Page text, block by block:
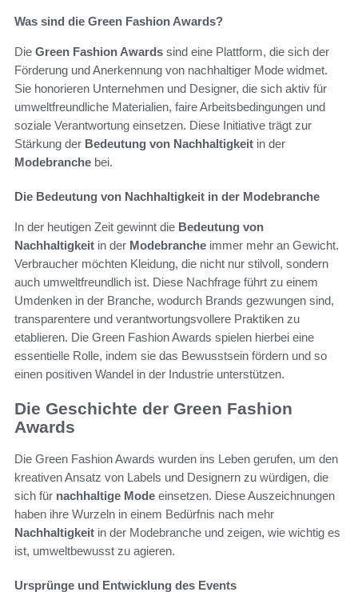
Was sind die Green Fashion Awards?
Die Green Fashion Awards sind eine Plattform, die sich der
Förderung und Anerkennung von nachhaltiger Mode widmet.
Sie honorieren Unternehmen und Designer, die sich aktiv für
umweltfreundliche Materialien, faire Arbeitsbedingungen und
soziale Verantwortung einsetzen. Diese Initiative trägt zur
Stärkung der Bedeutung von Nachhaltigkeit in der
Modebranche bei.
Die Bedeutung von Nachhaltigkeit in der Modebranche
In der heutigen Zeit gewinnt die Bedeutung von
Nachhaltigkeit in der Modebranche immer mehr an Gewicht.
Verbraucher möchten Kleidung, die nicht nur stilvoll, sondern
auch umweltfreundlich ist. Diese Nachfrage führt zu einem
Umdenken in der Branche, wodurch Brands gezwungen sind,
transparentere und verantwortungsvollere Praktiken zu
etablieren. Die Green Fashion Awards spielen hierbei eine
essentielle Rolle, indem sie das Bewusstsein fördern und so
einen positiven Wandel in der Industrie unterstützen.
Die Geschichte der Green Fashion
Awards
Die Green Fashion Awards wurden ins Leben gerufen, um den
kreativen Ansatz von Labels und Designern zu würdigen, die
sich für nachhaltige Mode einsetzen. Diese Auszeichnungen
haben ihre Wurzeln in einem Bedürfnis nach mehr
Nachhaltigkeit in der Modebranche und zeigen, wie wichtig es
ist, umweltbewusst zu agieren.
Ursprünge und Entwicklung des Events